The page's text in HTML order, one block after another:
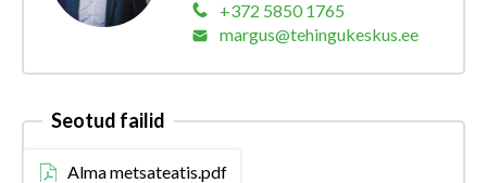
+372 5850 1765
margus@tehingukeskus.ee
Seotud failid
Alma metsateatis.pdf